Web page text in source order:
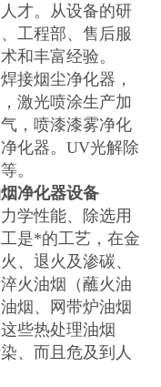
才。从设备的研
工程部、售后服
和丰富经验。
接烟尘净化器，
激光喷涂生产加
，喷漆漆雾净化
化器。UV光解除
。
净化器设备
学性能、除选用
是*的工艺，在金
、退火及渗碳、
火油烟（蘸火油
烟、网带炉油烟
些热处理油烟
、而且危及到人